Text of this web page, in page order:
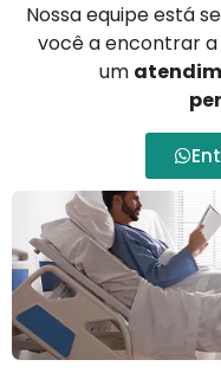
Nossa equipe está
você a encontrar
um